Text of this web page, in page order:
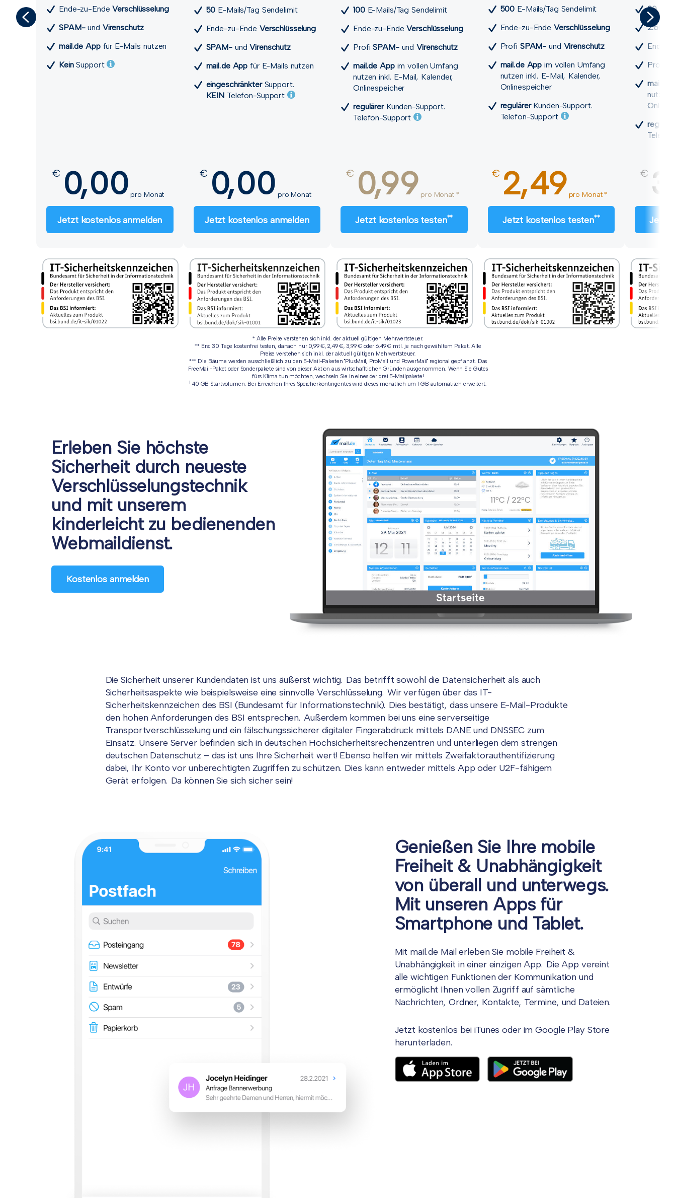
Ende-zu-EndeVerschlüsselung
SPAM-und Viren­schutz
mail.de Appfür E-Mails nutzen
KeinSupport
€ 0,00 pro Monat
Jetzt kostenlos anmelden
50 E-Mails/Tag Sendelimit
Ende-zu-Ende Verschlüsselung
SPAM-undViren­schutz
mail.de App für E-Mails nutzen
eingeschränkterSupport.
KEIN Telefon-Support
€ 0,00 pro Monat
Jetzt kostenlos anmelden
100E-Mails/Tag Sendelimit
Ende-zu-EndeVerschlüsselung
ProfiSPAM-und Viren­schutz
mail.de Appim vollen Umfang
nutzen inkl. E-Mail, Kalender,
Onlinespeicher
regulärerKunden-Support.
Telefon-Support
€ 0,99 pro Monat *
Jetzt kostenlos testen**
500 E-Mails/Tag Sendelimit
Ende-zu-Ende Verschlüsselung
Profi SPAM- und Viren­schutz
mail.de App im vollen Umfang
nutzen inkl. E-Mail, Kalender,
Onlinespeicher
regulärerKunden-Support.
Telefon-Support
€ 2,49 pro Monat *
Jetzt kostenlos testen**
20 Alias
2.500
Ende-
Profi
mail.de
nutzen
€
Jetzt
* Alle Preise verstehen sich inkl. der aktuell gültigen Mehrwertsteuer.
** Erst 30 Tage kostenfrei testen, danach nur 0,99 €, 2,49 €, 3,99 € oder 6,49 € mtl. je nach gewähltem Paket. Alle
Preise verstehen sich inkl. der aktuell gültigen Mehrwertsteuer.
*** Die Bäume werden ausschließlich zu den E-Mail-Paketen "PlusMail, ProMail und PowerMail" regional gepflanzt. Das
FreeMail-Paket oder Sonderpakete sind von dieser Aktion aus wirtschafltichen Gründen ausgenommen. Wenn Sie Gutes
fürs Klima tun möchten, wechseln Sie in eines der drei E-Mailpakete!
1 40 GB Startvolumen. Bei Erreichen Ihres Speicherkontingentes wird dieses monatlich um 1 GB automatisch erweitert.
Erleben Sie höchste
Sicherheit durch neueste
Verschlüsselungstechnik
und mit unserem
kinderleicht zu bedienenden
Webmaildienst.
Kostenlos anmelden
Die Sicherheit unserer Kundendaten ist uns äußerst wichtig. Das betrifft sowohl die Datensicherheit als auch
Sicherheitsaspekte wie beispielsweise eine sinnvolle Verschlüsselung. Wir verfügen über das IT-
Sicherheitskennzeichen des BSI (Bundesamt für Informationstechnik). Dies bestätigt, dass unsere E-Mail-Produkte
den hohen Anforderungen des BSI entsprechen. Außerdem kommen bei uns eine serverseitige
Transportverschlüsselung und ein fälschungssicherer digitaler Fingerabdruck mittels DANE und DNSSEC zum
Einsatz. Unsere Server befinden sich in deutschen Hochsicherheitsrechenzentren und unterliegen dem strengen
deutschen Datenschutz – das ist uns Ihre Sicherheit wert! Ebenso helfen wir mittels Zweifaktorauthentifizierung
dabei, Ihr Konto vor unberechtigten Zugriffen zu schützen. Dies kann entweder mittels App oder U2F-fähigem
Gerät erfolgen. Da können Sie sich sicher sein!
Genießen Sie Ihre mobile
Freiheit & Unabhängigkeit
von überall und unterwegs.
Mit unseren Apps für
Smartphone und Tablet.
Mit mail.de Mail erleben Sie mobile Freiheit &
Unabhängigkeit in einer einzigen App. Die App vereint
alle wichtigen Funktionen der Kommunikation und
ermöglicht Ihnen vollen Zugriff auf sämtliche
Nachrichten, Ordner, Kontakte, Termine, und Dateien.
Jetzt kostenlos bei iTunes oder im Google Play Store
herunterladen.